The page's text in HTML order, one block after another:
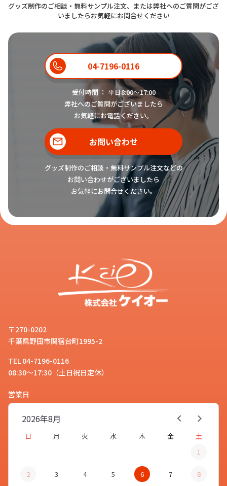
グッズ制作のご相談・無料サンプル注文、または弊社へのご質問がござ
いましたらお気軽にお問合せください
04-7196-0116
受付時間 ： 平日8:00〜17:00
弊社へのご質問がございましたら
お気軽にお電話ください。
お問い合わせ
グッズ制作のご相談・無料サンプル注文などの
お問い合わせがございましたら
お気軽にお問合せください。
〒270-0202
千葉県野田市関宿台町1995-2
TEL 04-7196-0116
08:30～17:30（土日祝日定休）
営業日
8月
2026年
日 月 火 水 木 金
土
1
2 3 4 5 6 7 8